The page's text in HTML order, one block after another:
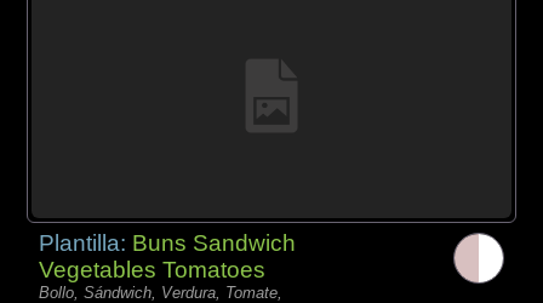
Plantilla: Buns Sandwich
Vegetables Tomatoes
Bollo, Sándwich, Verdura, Tomate,